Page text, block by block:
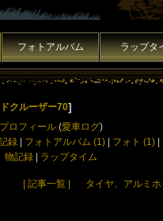
フォトアルバム ラップタ
ドクルーザー70]
プロフィール(愛車ログ)
録 フォトアルバム (1) フォト (1)
物記録| ラップタイム
| 記事一覧 | タイヤ、アルミ